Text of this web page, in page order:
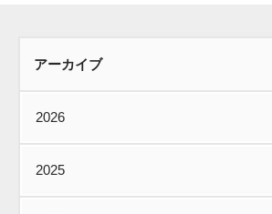
アーカイブ
2026
2025